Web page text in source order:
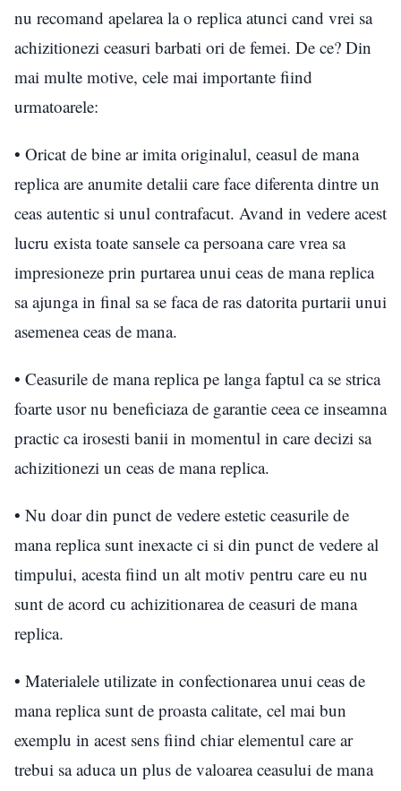
nu recomand apelarea la o replica atunci cand vrei sa
achizitionezi ceasuri barbati ori de femei. De ce? Din
mai multe motive, cele mai importante fiind
urmatoarele:
• Oricat de bine ar imita originalul, ceasul de mana
replica are anumite detalii care face diferenta dintre un
ceas autentic si unul contrafacut. Avand in vedere acest
lucru exista toate sansele ca persoana care vrea sa
impresioneze prin purtarea unui ceas de mana replica
sa ajunga in final sa se faca de ras datorita purtarii unui
asemenea ceas de mana.
• Ceasurile de mana replica pe langa faptul ca se strica
foarte usor nu beneficiaza de garantie ceea ce inseamna
practic ca irosesti banii in momentul in care decizi sa
achizitionezi un ceas de mana replica.
• Nu doar din punct de vedere estetic ceasurile de
mana replica sunt inexacte ci si din punct de vedere al
timpului, acesta fiind un alt motiv pentru care eu nu
sunt de acord cu achizitionarea de ceasuri de mana
replica.
• Materialele utilizate in confectionarea unui ceas de
mana replica sunt de proasta calitate, cel mai bun
exemplu in acest sens fiind chiar elementul care ar
trebui sa aduca un plus de valoarea ceasului de mana